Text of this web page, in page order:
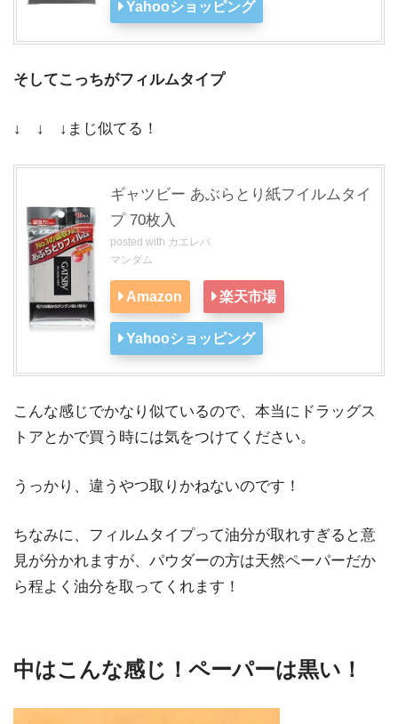
Yahooショッピング
そしてこっちがフィルムタイプ
↓ ↓ ↓まじ似てる！
ギャツビー あぶらとり紙フイルムタイ
プ 70枚入
posted with カエレバ
マンダム
Amazon 楽天市場
Yahooショッピング
こんな感じでかなり似ているので、本当にドラッグス
トアとかで買う時には気をつけてください。
うっかり、違うやつ取りかねないのです！
ちなみに、フィルムタイプって油分が取れすぎると意
見が分かれますが、パウダーの方は天然ペーパーだか
ら程よく油分を取ってくれます！
中はこんな感じ！ペーパーは黒い！